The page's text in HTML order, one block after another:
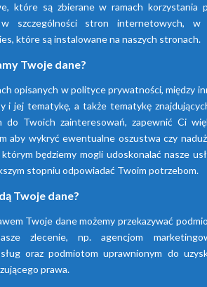
pojawiła się na rynku w
powietrza,
urządzeń.
się więcej
nasze produkty
które są zbierane w ramach korzystania
szczególności stron internetowych, w
które są instalowane na naszych stronach.
Twoje dane?
opisanych w polityce prywatności, między
i jej tematykę, a także tematykę
do Twoich zainteresowań, zapewnić Ci
aby wykryć ewentualne oszustwa czy
będziemy mogli udoskonalać nasze
stopniu odpowiadać Twoim potrzebom.
Twoje dane?
Twoje dane możemy przekazywać
zlecenie, np. agencjom
oraz podmiotom uprawnionym do
prawa.